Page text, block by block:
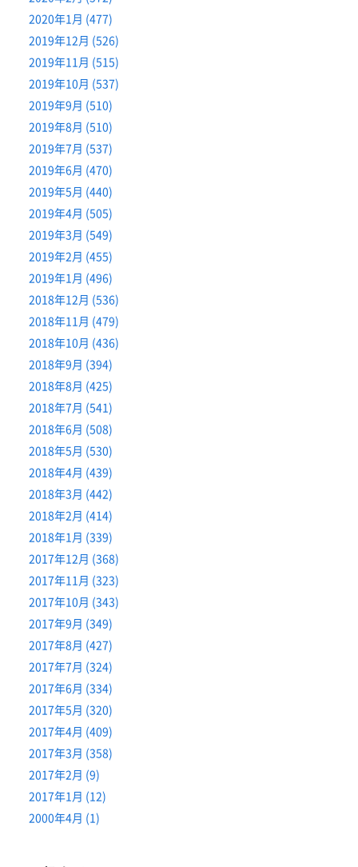
2020年1月 (477)
2019年12月 (526)
2019年11月 (515)
2019年10月 (537)
2019年9月 (510)
2019年8月 (510)
2019年7月 (537)
2019年6月 (470)
2019年5月 (440)
2019年4月 (505)
2019年3月 (549)
2019年2月 (455)
2019年1月 (496)
2018年12月 (536)
2018年11月 (479)
2018年10月 (436)
2018年9月 (394)
2018年8月 (425)
2018年7月 (541)
2018年6月 (508)
2018年5月 (530)
2018年4月 (439)
2018年3月 (442)
2018年2月 (414)
2018年1月 (339)
2017年12月 (368)
2017年11月 (323)
2017年10月 (343)
2017年9月 (349)
2017年8月 (427)
2017年7月 (324)
2017年6月 (334)
2017年5月 (320)
2017年4月 (409)
2017年3月 (358)
2017年2月 (9)
2017年1月 (12)
2000年4月 (1)